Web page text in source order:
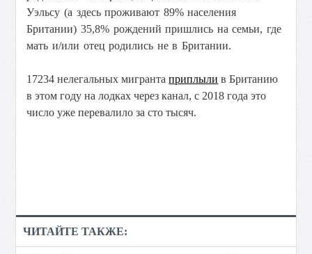
Уэльсу (а здесь проживают 89% населения
Британии) 35,8% рождений пришлись на семьи, где
мать и/или отец родились не в Британии.
17234 нелегальных мигрантаприплыли в Британию
в этом году на лодках через канал, с 2018 года это
число уже перевалило за сто тысяч.
ЧИТАЙТЕ ТАКЖЕ: